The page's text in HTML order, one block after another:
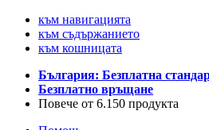
към навигацията
към съдържанието
към кошницата
България: Безплатна
Безплатно връщане
Повече от 6.150 продукта